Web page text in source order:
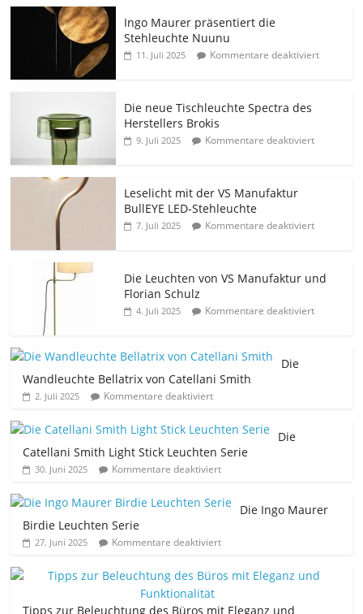
Ingo Maurer präsentiert die
Stehleuchte Nuunu
11. Juli 2025 Kommentare deaktiviert
Die neue Tischleuchte Spectra des
Herstellers Brokis
9. Juli 2025 Kommentare deaktiviert
Leselicht mit der VS Manufaktur
BullEYE LED-Stehleuchte
7. Juli 2025 Kommentare deaktiviert
Die Leuchten von VS Manufaktur und
Florian Schulz
4. Juli 2025 Kommentare deaktiviert
Die
Wandleuchte Bellatrix von Catellani Smith
2. Juli 2025 Kommentare deaktiviert
Die
Catellani Smith Light Stick Leuchten Serie
30. Juni 2025 Kommentare deaktiviert
Die Ingo Maurer
Birdie Leuchten Serie
27. Juni 2025 Kommentare deaktiviert
Tipps zur Beleuchtung des Büros mit Eleganz und